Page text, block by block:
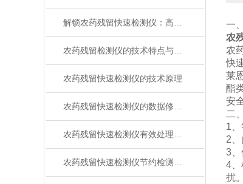
解锁农药残留快速检测仪：高灵敏度，精准捕捉微量残留
农药残留检测仪的技术特点与使用
农药残留快速检测仪的技术原理
农药残留快速检测仪的数据修改方法
农药残留快速检测仪有效处理农药残留超标问题
农药残留快速检测仪节约检测时间
一
农
农
快
莱
酯
安
二
1、
2
3、
4、
扰。